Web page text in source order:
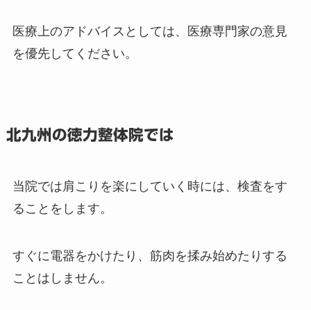
医療上のアドバイスとしては、医療専門家の意見
を優先してください。
北九州の徳力整体院では
当院では肩こりを楽にしていく時には、検査をす
ることをします。
すぐに電器をかけたり、筋肉を揉み始めたりする
ことはしません。